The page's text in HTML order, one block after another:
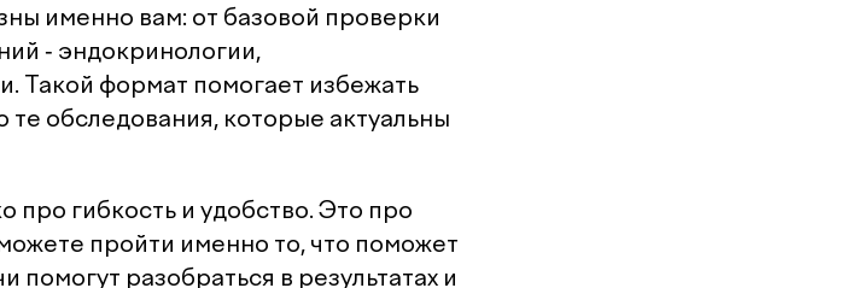
именно вам: от базовой проверки
- эндокринологии,
Такой формат помогает избежать
обследования, которые актуальны
про гибкость и удобство. Это про
пройти именно то, что поможет
помогут разобраться в результатах и